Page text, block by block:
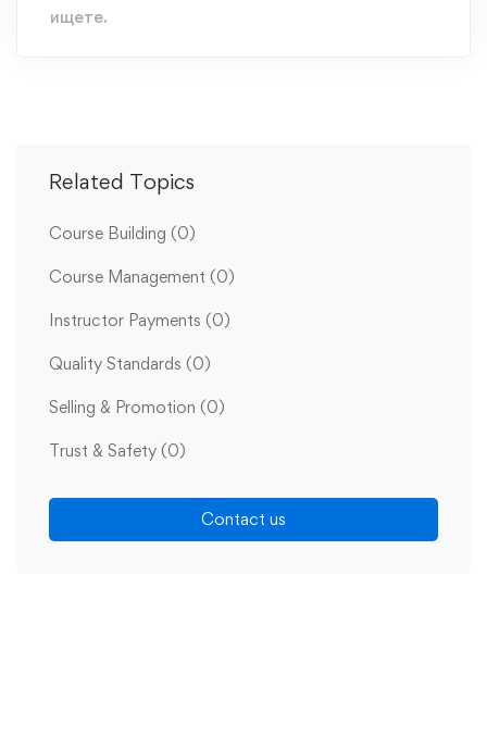
ищете.
Related Topics
Course Building (0)
Course Management (0)
Instructor Payments (0)
Quality Standards (0)
Selling & Promotion (0)
Trust & Safety (0)
Contact us